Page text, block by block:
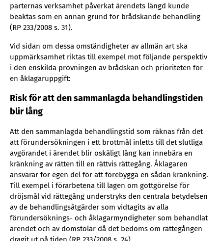
parternas verksamhet påverkat ärendets längd kunde
beaktas som en annan grund för brådskande behandling
(RP 233/2008 s. 31).
Vid sidan om dessa omständigheter av allmän art ska
uppmärksamhet riktas till exempel mot följande perspektiv
i den enskilda prövningen av brådskan och prioriteten för
en åklagaruppgift:
Risk för att den sammanlagda behandlingstiden
blir lång
Att den sammanlagda behandlingstid som räknas från det
att förundersökningen i ett brottmål inletts till det slutliga
avgörandet i ärendet blir oskäligt lång kan innebära en
kränkning av rätten till en rättvis rättegång. Åklagaren
ansvarar för egen del för att förebygga en sådan kränkning.
Till exempel i förarbetena till lagen om gottgörelse för
dröjsmål vid rättegång understryks den centrala betydelsen
av de behandlingsåtgärder som vidtagits av alla
förundersöknings- och åklagarmyndigheter som behandlat
ärendet och av domstolar då det bedöms om rättegången